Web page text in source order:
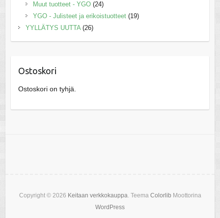
Muut tuotteet - YGO (24)
YGO - Julisteet ja erikoistuotteet (19)
YYLLÄTYS UUTTA (26)
Ostoskori
Ostoskori on tyhjä.
Copyright © 2026 Keitaan verkkokauppa. Teema Colorlib Moottorina
WordPress